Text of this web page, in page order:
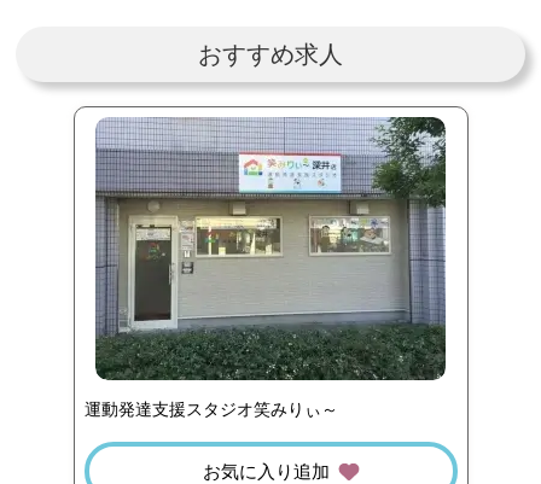
おすすめ求人
運動発達支援スタジオ笑みりぃ～
お気に入り追加